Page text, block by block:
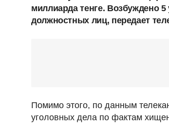
миллиарда тенге. Возбуждено
должностных лиц, передает
Помимо этого, по данным
уголовных дела по фактам